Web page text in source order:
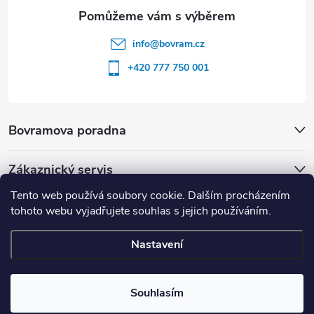
Tento web používá soubory cookie. Dalším procházením
tohoto webu vyjadřujete souhlas s jejich používáním.
Nastavení
Souhlasím
Bovramova poradna
Zákaznický servis
info@bovram.cz
+420 777 750 001
Copyright 2026BOVRAM.cz. Všechna práva vyhrazena.